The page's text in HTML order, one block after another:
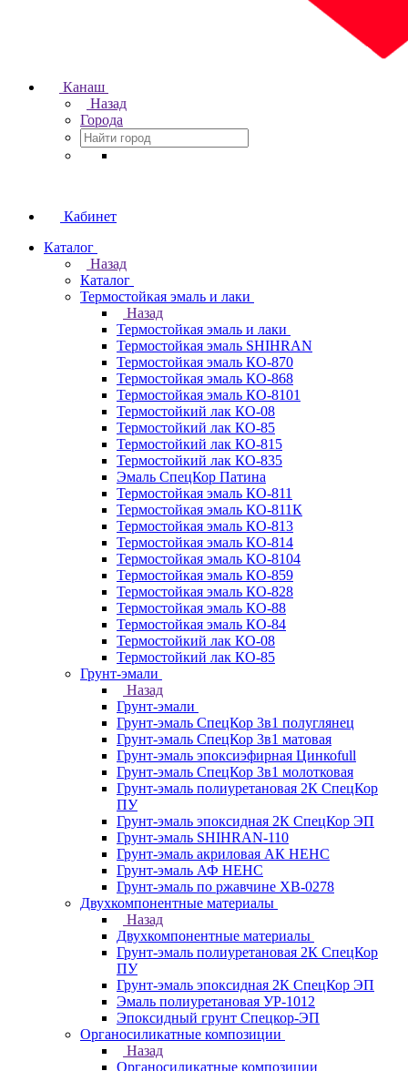
Канаш
Назад
Города
Кабинет
Каталог
Назад
Каталог
Термостойкая эмаль и лаки
Назад
Термостойкая эмаль и лаки
Термостойкая эмаль SHIHRAN
Термостойкая эмаль КО-870
Термостойкая эмаль КО-868
Термостойкая эмаль КО-8101
Термостойкий лак КО-08
Термостойкий лак КО-85
Термостойкий лак КО-815
Термостойкий лак КО-835
Эмаль СпецКор Патина
Термостойкая эмаль КО-811
Термостойкая эмаль КО-811К
Термостойкая эмаль КО-813
Термостойкая эмаль КО-814
Термостойкая эмаль КО-8104
Термостойкая эмаль КО-859
Термостойкая эмаль КО-828
Термостойкая эмаль КО-88
Термостойкая эмаль КО-84
Термостойкий лак КО-08
Термостойкий лак КО-85
Грунт-эмали
Назад
Грунт-эмали
Грунт-эмаль СпецКор 3в1 полуглянец
Грунт-эмаль СпецКор 3в1 матовая
Грунт-эмаль эпоксиэфирная Цинкоfull
Грунт-эмаль СпецКор 3в1 молотковая
Грунт-эмаль полиуретановая 2К СпецКор
ПУ
Грунт-эмаль эпоксидная 2К СпецКор ЭП
Грунт-эмаль SHIHRAN-110
Грунт-эмаль акриловая АК НЕНС
Грунт-эмаль АФ НЕНС
Грунт-эмаль по ржавчине ХВ-0278
Двухкомпонентные материалы
Назад
Двухкомпонентные материалы
Грунт-эмаль полиуретановая 2К СпецКор
ПУ
Грунт-эмаль эпоксидная 2К СпецКор ЭП
Эмаль полиуретановая УР-1012
Эпоксидный грунт Спецкор-ЭП
Органосиликатные композиции
Назад
Органосиликатные композиции